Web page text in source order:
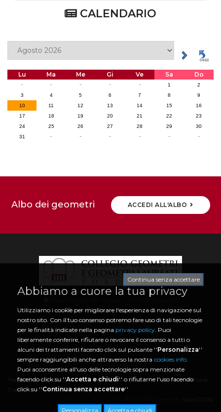
CALENDARIO
Lu Ma Me Gi Ve Sa
Do
-
- - - - 1
2
3
4 5 6 7 8
9
10
11 12 13 14 15
16
17
18 19 20 21 22
23
24
25 26 27 28 29
30
31
- - - - - -
Albo dei geometri ACCEDI ALL'ALBO
info@collegio.geometri.pn.it
collegio.pordenone@geopec.it
0434 21466 | CF 80006730933
Feedback Accessibilità|Policy Privacy|Cookies Info| Amministrazione
Trasparente |Whistleblowing
Continua senza accettare
Abbiamo a cuore la tua privacy
Utilizziamo i cookie per migliorare l'esperienza di navigazione sul
nostro sito. Con il tuo consenso potremo fare uso di tali tecnologie
per le finalità indicate nella pagina privacy policy. Puoi
liberamente conferire, rifiutare o revocare il consenso a tutti o
alcuni dei trattamenti facendo click sul pulsante ''Personalizza''
sempre raggiungibili anche attraverso la nostra cookies info.
Puoi acconsentire all'uso delle tecnologie sopra menzionate
facendo click su ''Accetta e chiudi'' o rifiutarne l'uso facendo
click su ''Continua senza accettare''
Personalizza Accetta e chiudi